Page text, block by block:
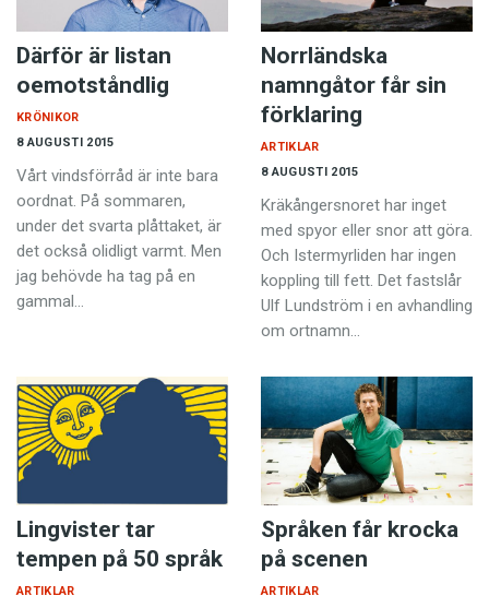
Skrivtips
Bokrecensioner
Kviss
Podden
Anmäl till språkpolisen
Föreslå nyord
Annonsera
Prenumerera
Läs Språktidningen digitalt
Press
Därför är listan
oemotståndlig
8 AUGUSTI 2015
KRÖNIKOR
Vårt vindsförråd är inte bara
oordnat. På sommaren,
under det svarta plåttaket, är
det också olidligt varmt. Men
jag behövde ha tag på en
gammal…
Norrländska
namngåtor får sin
förklaring
8 AUGUSTI 2015
ARTIKLAR
Kräkångersnoret har inget
med spyor eller snor att göra.
Och Istermyrliden har ingen
koppling till fett. Det fastslår
Ulf Lundström i en avhandling
om ortnamn…
Lingvister tar
tempen på 50 språk
ARTIKLAR
Språken får krocka
på scenen
ARTIKLAR